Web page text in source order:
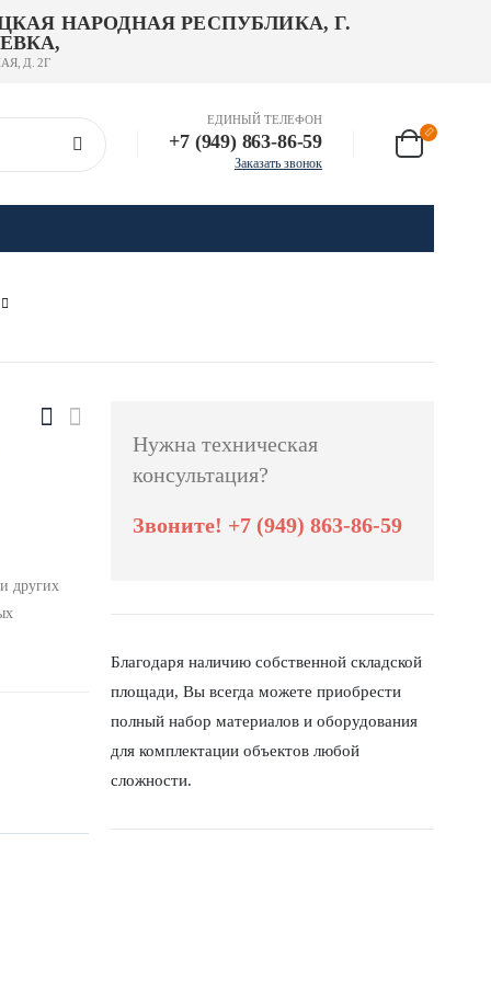
НАРОДНАЯ РЕСПУБЛИКА, Г.
Д. 2Г
ЕДИНЫЙ ТЕЛЕФОН
+7 (949) 863-86-59
Заказать звонок
других
Нужна техническая
консультация?
Звоните! +7 (949) 863-86-59
Благодаря наличию собственной складской
площади, Вы всегда можете приобрести
полный набор материалов и оборудования
для комплектации объектов любой
сложности.